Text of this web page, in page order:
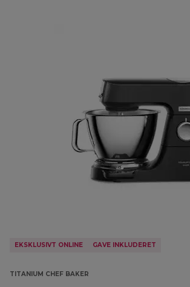
EKSKLUSIVT ONLINE GAVE INKLUDERET
TITANIUM CHEF BAKER